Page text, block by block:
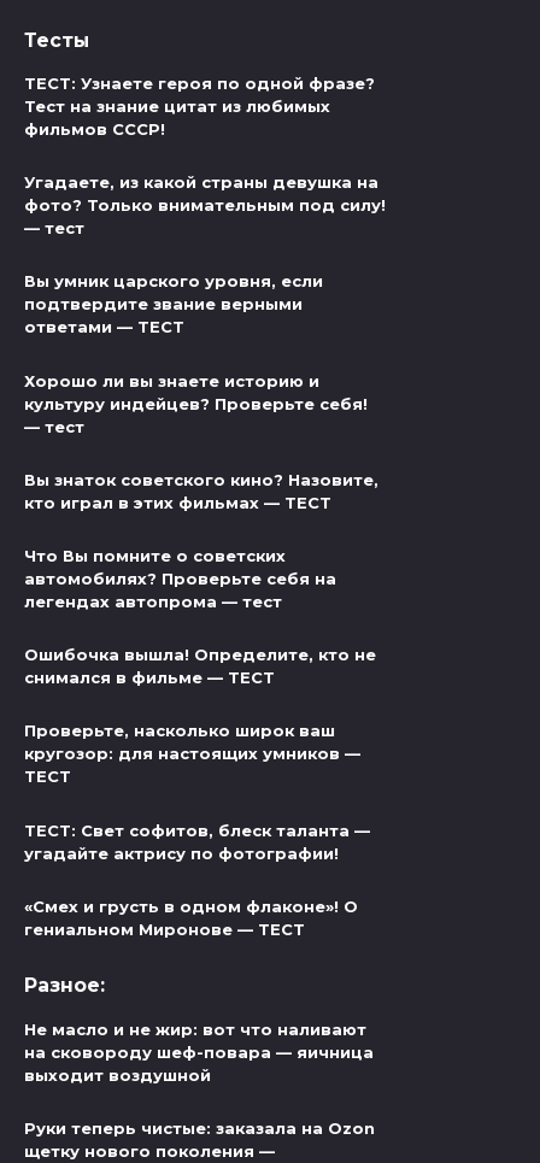
Тесты
ТЕСТ: Узнаете героя по одной фразе?
Тест на знание цитат из любимых
фильмов СССР!
Угадаете, из какой страны девушка на
фото? Только внимательным под силу!
— тест
Вы умник царского уровня, если
подтвердите звание верными
ответами — ТЕСТ
Хорошо ли вы знаете историю и
культуру индейцев? Проверьте себя!
— тест
Вы знаток советского кино? Назовите,
кто играл в этих фильмах — ТЕСТ
Что Вы помните о советских
автомобилях? Проверьте себя на
легендах автопрома — тест
Ошибочка вышла! Определите, кто не
снимался в фильме — ТЕСТ
Проверьте, насколько широк ваш
кругозор: для настоящих умников —
ТЕСТ
ТЕСТ: Свет софитов, блеск таланта —
угадайте актрису по фотографии!
«Смех и грусть в одном флаконе»! О
гениальном Миронове — ТЕСТ
Разное:
Не масло и не жир: вот что наливают
на сковороду шеф-повара — яичница
выходит воздушной
Руки теперь чистые: заказала на Ozon
щетку нового поколения —